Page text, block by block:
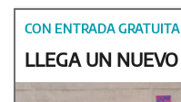
CON ENTRADA GRATUITA
LLEGA UN